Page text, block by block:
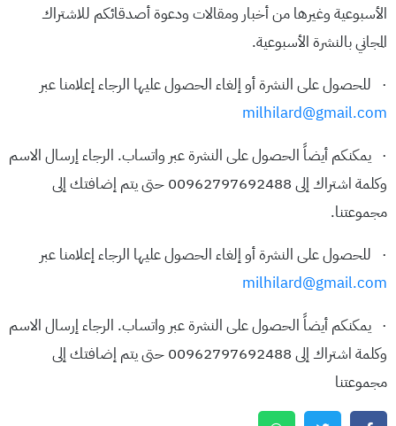
الأسبوعية وغيرها من أخبار ومقالات ودعوة أصدقائكم للاشتراك
المجاني بالنشرة الأسبوعية.
· للحصول على النشرة أو إلغاء الحصول عليها الرجاء إعلامنا عبر
milhilard@gmail.com
· يمكنكم أيضاً الحصول على النشرة عبر واتساب. الرجاء إرسال الاسم
وكلمة اشتراك إلى 00962797692488 حتى يتم إضافتك إلى
مجموعتنا.
· للحصول على النشرة أو إلغاء الحصول عليها الرجاء إعلامنا عبر
milhilard@gmail.com
· يمكنكم أيضاً الحصول على النشرة عبر واتساب. الرجاء إرسال الاسم
وكلمة اشتراك إلى 00962797692488 حتى يتم إضافتك إلى
مجموعتنا